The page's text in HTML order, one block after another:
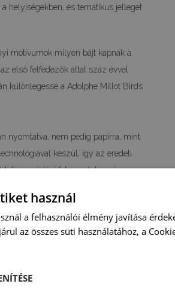
helyiségekben, és tematikus jelleget
motívumok milyen bájt kapnak a
első felfedezők által száz évvel
különlegessé a Adolphe Millot Birds
nyomtatva, nem pedig papírra, mint
készül, így az eredeti
teljes gyártási folyamatot a mi
poszterek legmagasabb
A3 - 29,7x42cm, A2 - 42x59,4cm i
szabványos méretű, retro stílusú
használ
a felhasználói élmény javítása
az összes süti használatához, a